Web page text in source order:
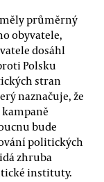
průměrný
obyvatele,
dosáhl
Polsku
stran
naznačuje, že
bude
politických
zhruba
instituty.